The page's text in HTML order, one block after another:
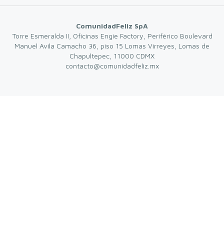
ComunidadFeliz SpA
Torre Esmeralda II, Oficinas Engie Factory, Periférico Boulevard
Manuel Avila Camacho 36, piso 15 Lomas Virreyes, Lomas de
Chapultepec, 11000 CDMX
contacto@comunidadfeliz.mx